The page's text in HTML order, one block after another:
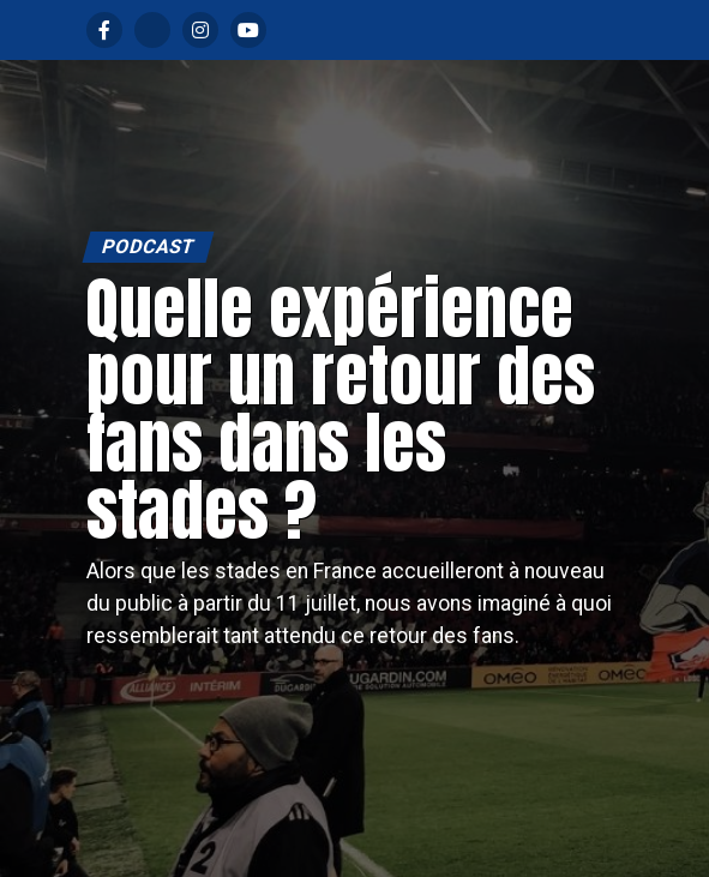
PODCAST
Quelle expérience
pour un retour des
fans dans les
stades ?
Alors que les stades en France accueilleront à nouveau
du public à partir du 11 juillet, nous avons imaginé à quoi
ressemblerait tant attendu ce retour des fans.